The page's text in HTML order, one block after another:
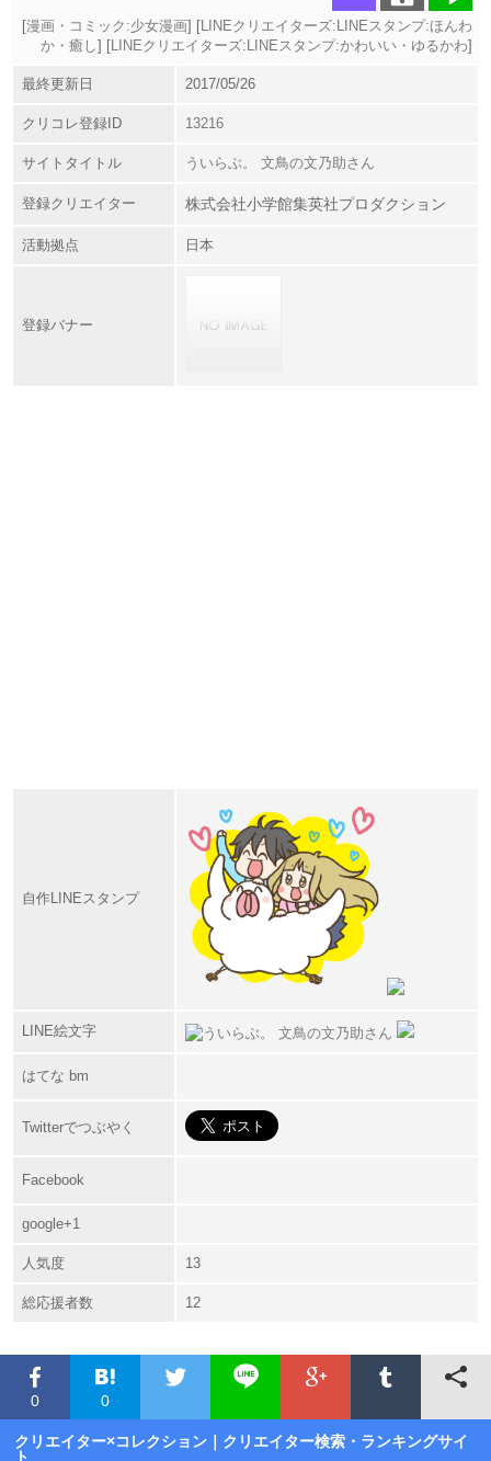
[漫画・コミック:少女漫画] [ LINEクリエイターズ:LINEスタンプ:ほんわ
か・癒し] [ LINEクリエイターズ:LINEスタンプ:かわいい・ゆるかわ]
最終更新日 2017/05/26
クリコレ登録ID 13216
サイトタイトル ういらぶ。 文鳥の文乃助さん
登録クリエイター 株式会社小学館集英社プロダクション
活動拠点 日本
登録バナー
自作LINEスタンプ
LINE絵文字
はてな bm
Twitterでつぶやく
Facebook
google+1
人気度 13
総応援者数 12
0 0
クリエイター×コレクション ｜クリエイター検索・ランキングサイ
ト